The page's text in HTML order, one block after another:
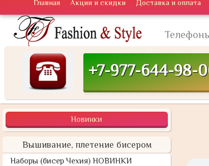
Главная Акции и скидки Доставка и оплата
+7-977-644-98-
Новинки
Вышивание, плетение бисером
Наборы (бисер Чехия) НОВИНКИ